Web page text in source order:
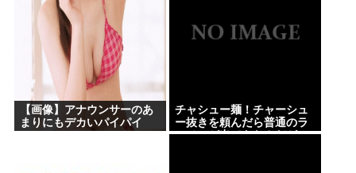
【画像】アナウンサーのあ
まりにもデカいパイパイ
チャシュー麺！チャーシュ
ー抜きを頼んだら普通のラ
ーメンが出てきたんだが、